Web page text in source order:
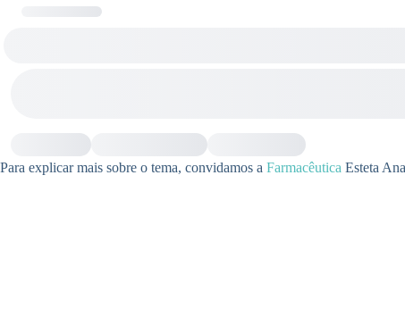
Para explicar mais sobre o tema, convidamos a Farmacêutica Esteta